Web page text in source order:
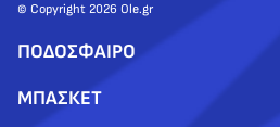
© Copyright 2026 Ole.gr
ΠΟΔΟΣΦΑΙΡΟ
ΜΠΑΣΚΕΤ